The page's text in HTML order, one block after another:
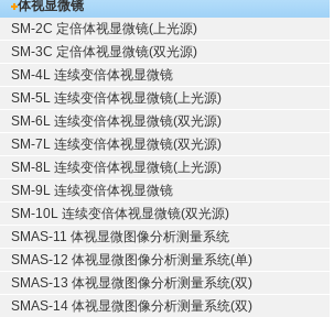
体视显微镜
SM-2C 定倍体视显微镜(上光源)
SM-3C 定倍体视显微镜(双光源)
SM-4L 连续变倍体视显微镜
SM-5L 连续变倍体视显微镜(上光源)
SM-6L 连续变倍体视显微镜(双光源)
SM-7L 连续变倍体视显微镜(双光源)
SM-8L 连续变倍体视显微镜(上光源)
SM-9L 连续变倍体视显微镜
SM-10L 连续变倍体视显微镜(双光源)
SMAS-11 体视显微图像分析测量系统
SMAS-12 体视显微图像分析测量系统(单)
SMAS-13 体视显微图像分析测量系统(双)
SMAS-14 体视显微图像分析测量系统(双)